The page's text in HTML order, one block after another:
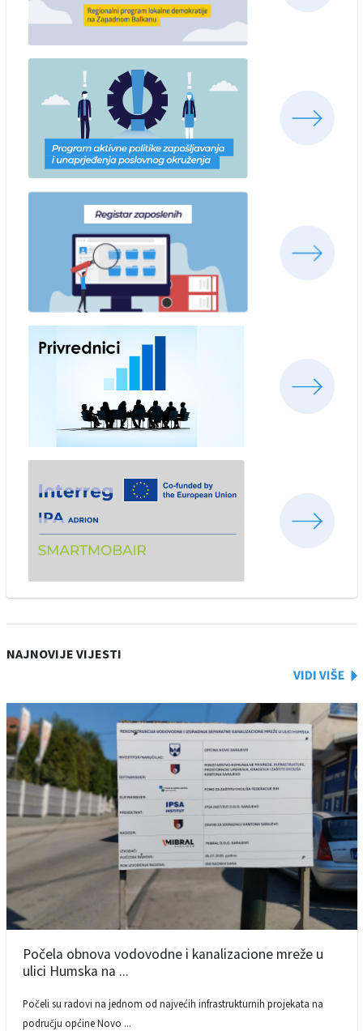
NAJNOVIJE VIJESTI
Počela obnova vodovodne i kanalizacione mreže u
ulici Humska na ...
Počeli su radovi na jednom od najvećih infrastrukturnih projekata na
području općine Novo ...